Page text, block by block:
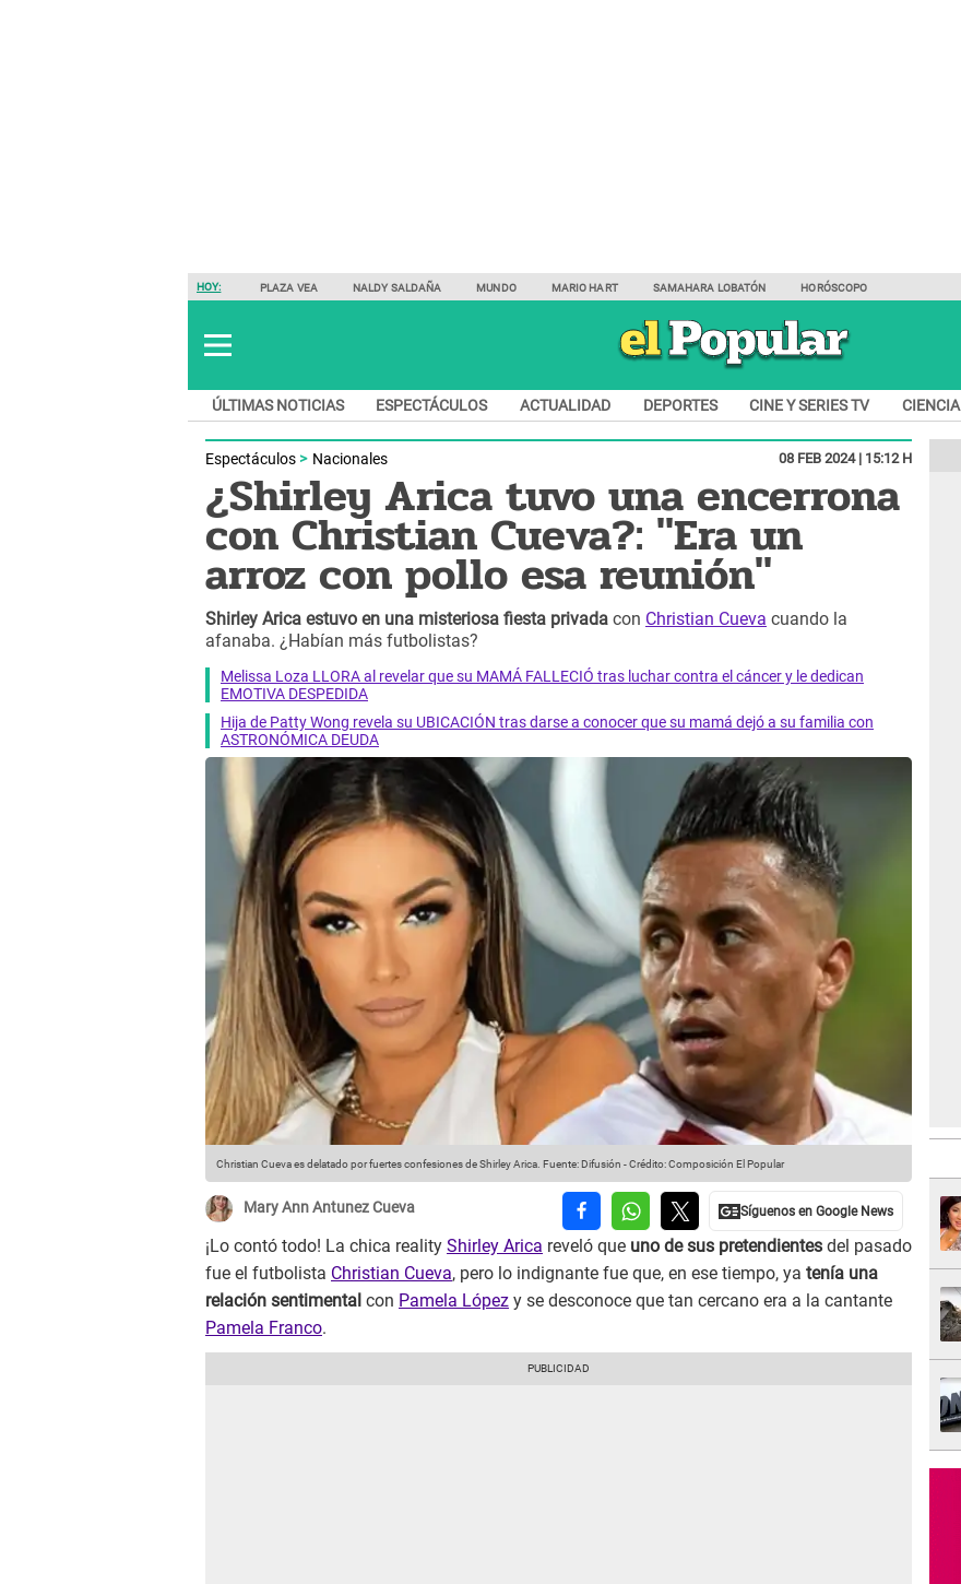
HOY: PLAZA VEA NALDY SALDAÑA MUNDO MARIO HART SAMAHARA LOBATÓN HORÓSCOPO
ÚLTIMAS NOTICIAS ESPECTÁCULOS ACTUALIDAD DEPORTES CINE Y SERIES TV CIENCIA
Espectáculos Nacionales 08 FEB 2024 | 15:12 H
¿Shirley Arica tuvo una encerrona
con Christian Cueva?: "Era un
arroz con pollo esa reunión"
Shirley Arica estuvo en una misteriosa fiesta privada con Christian Cueva cuando la
afanaba. ¿Habían más futbolistas?
Melissa Loza LLORA al revelar que su MAMÁ FALLECIÓ tras luchar contra el cáncer y le dedican
EMOTIVA DESPEDIDA
Hija de Patty Wong revela su UBICACIÓN tras darse a conocer que su mamá dejó a su familia con
ASTRONÓMICA DEUDA
Christian Cueva es delatado por fuertes confesiones de Shirley Arica. Fuente: Difusión -Crédito: Composición El Popular
Mary Ann Antunez Cueva
¡Lo contó todo! La chica reality Shirley Arica reveló que uno de sus pretendientes del pasado
fue el futbolista Christian Cueva, pero lo indignante fue que, en ese tiempo, ya tenía una
relación sentimental con Pamela López y se desconoce que tan cercano era a la cantante
Pamela Franco.